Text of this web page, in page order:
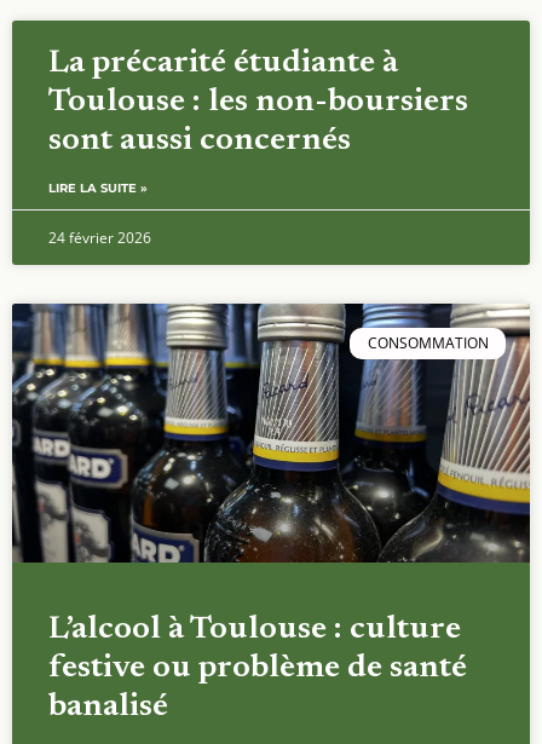
La précarité étudiante à
Toulouse : les non-boursiers
sont aussi concernés
LIRE LA SUITE »
24 février 2026
CONSOMMATION
L’alcool à Toulouse : culture
festive ou problème de santé
banalisé